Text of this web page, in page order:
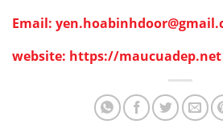
Email:
website: https://maucuadep.net